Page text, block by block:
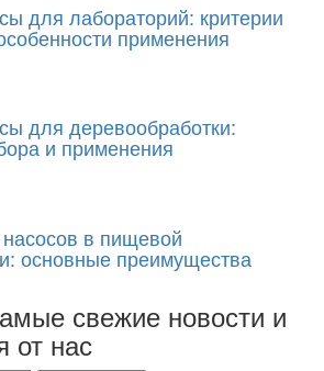
для лабораторий: критерии
применения
для деревообработки:
и применения
в пищевой
основные преимущества
свежие новости и
от нас